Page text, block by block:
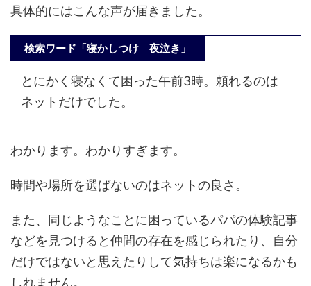
具体的にはこんな声が届きました。
検索ワード「寝かしつけ 夜泣き」
とにかく寝なくて困った午前3時。頼れるのは
ネットだけでした。
わかります。わかりすぎます。
時間や場所を選ばないのはネットの良さ。
また、同じようなことに困っているパパの体験記事
などを見つけると仲間の存在を感じられたり、自分
だけではないと思えたりして気持ちは楽になるかも
しれません。